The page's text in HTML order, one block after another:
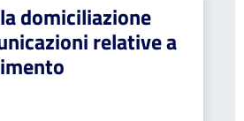
domiciliazione
relative a